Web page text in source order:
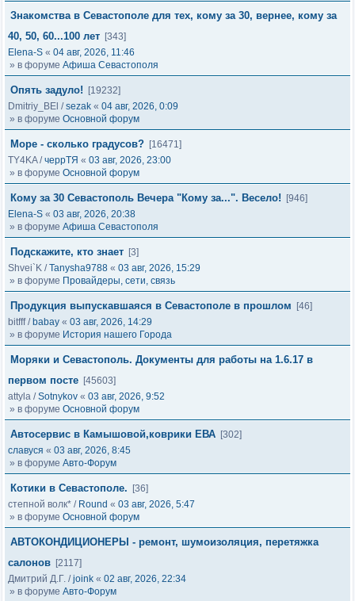
Знакомства в Севастополе для тех, кому за 30, вернее, кому за
40, 50, 60...100 лет [343]
Elena-S « 04 авг, 2026, 11:46
» в форуме Афиша Севастополя
Опять задуло!
[19232]
Dmitriy_BEl /sezak « 04 авг, 2026, 0:09
» в форуме Основной форум
Море - сколько градусов? [16471]
TY4KA/черрТЯ « 03 авг, 2026, 23:00
» в форуме Основной форум
Кому за 30 Севастополь Вечера "Кому за...". Весело!
[946]
Elena-S « 03 авг, 2026, 20:38
» в форуме Афиша Севастополя
Подскажите, кто знает [3]
Shvei`K /Tanysha9788 « 03 авг, 2026, 15:29
» в форуме Провайдеры, сети, связь
Продукция выпускавшаяся в Севастополе в прошлом
[46]
bitfff/ babay « 03 авг, 2026, 14:29
» в форуме История нашего Города
Моряки и Севастополь. Документы для работы на 1.6.17 в
первом посте [45603]
attyla /Sotnykov « 03 авг, 2026, 9:52
» в форуме Основной форум
Автосервис в Камышовой,коврики ЕВА [302]
славуся « 03 авг, 2026, 8:45
» в форуме Авто-Форум
Котики в Севастополе.
[36]
степной волк* / Round « 03 авг, 2026, 5:47
» в форуме Основной форум
АВТОКОНДИЦИОНЕРЫ - ремонт, шумоизоляция, перетяжка
салонов [2117]
Дмитрий Д.Г. /joink « 02 авг, 2026, 22:34
» в форуме Авто-Форум